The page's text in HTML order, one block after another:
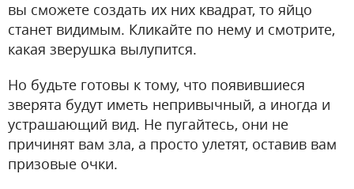
вы сможете создать их них квадрат, то яйцо
станет видимым. Кликайте по нему и смотрите,
какая зверушка вылупится.
Но будьте готовы к тому, что появившиеся
зверята будут иметь непривычный, а иногда и
устрашающий вид. Не пугайтесь, они не
причинят вам зла, а просто улетят, оставив вам
призовые очки.